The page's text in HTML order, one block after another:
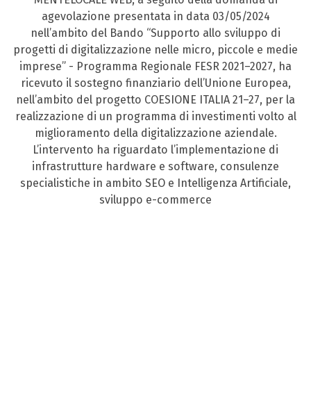
agevolazione presentata in data 03/05/2024
nell’ambito del Bando “Supporto allo sviluppo di
progetti di digitalizzazione nelle micro, piccole e medie
imprese” - Programma Regionale FESR 2021–2027, ha
ricevuto il sostegno finanziario dell’Unione Europea,
nell’ambito del progetto COESIONE ITALIA 21–27, per la
realizzazione di un programma di investimenti volto al
miglioramento della digitalizzazione aziendale.
L’intervento ha riguardato l’implementazione di
infrastrutture hardware e software, consulenze
specialistiche in ambito SEO e Intelligenza Artificiale,
sviluppo e-commerce